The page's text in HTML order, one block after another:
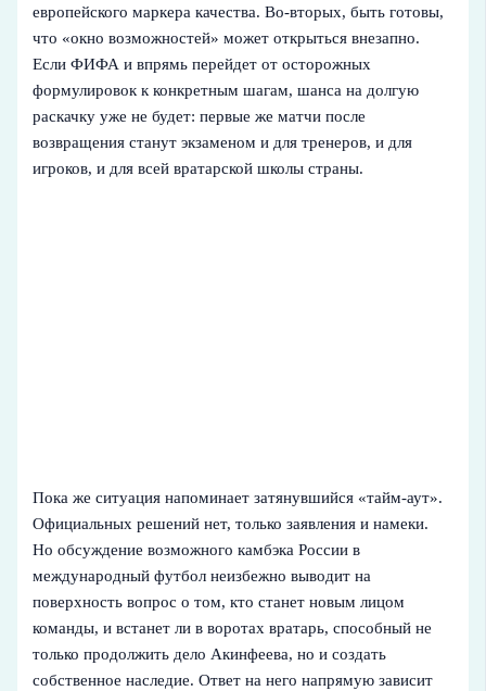
европейского маркера качества. Во‑вторых, быть готовы,
что «окно возможностей» может открыться внезапно.
Если ФИФА и впрямь перейдет от осторожных
формулировок к конкретным шагам, шанса на долгую
раскачку уже не будет: первые же матчи после
возвращения станут экзаменом и для тренеров, и для
игроков, и для всей вратарской школы страны.
Пока же ситуация напоминает затянувшийся «тайм-аут».
Официальных решений нет, только заявления и намеки.
Но обсуждение возможного камбэка России в
международный футбол неизбежно выводит на
поверхность вопрос о том, кто станет новым лицом
команды, и встанет ли в воротах вратарь, способный не
только продолжить дело Акинфеева, но и создать
собственное наследие. Ответ на него напрямую зависит